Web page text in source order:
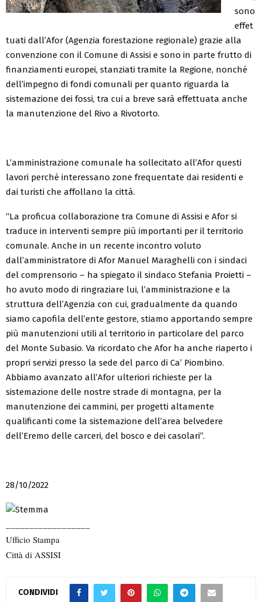
sono
effet
tuati dall’Afor (Agenzia forestazione regionale) grazie alla
convenzione con il Comune di Assisi e sono in parte frutto di
finanziamenti europei, stanziati tramite la Regione, nonché
dell’impegno di fondi comunali per quanto riguarda la
sistemazione dei fossi, tra cui a breve sarà effettuata anche
la manutenzione del Rivo a Rivotorto.
L’amministrazione comunale ha sollecitato all’Afor questi
lavori perchè interessano zone frequentate dai residenti e
dai turisti che affollano la città.
“La proficua collaborazione tra Comune di Assisi e Afor si
traduce in interventi sempre più importanti per il territorio
comunale. Anche in un recente incontro voluto
dall’amministratore di Afor Manuel Maraghelli con i sindaci
del comprensorio – ha spiegato il sindaco Stefania Proietti –
ho avuto modo di ringraziare lui, l’amministrazione e la
struttura dell’Agenzia con cui, gradualmente da quando
siamo capofila dell’ente gestore, stiamo apportando sempre
più manutenzioni utili al territorio in particolare del parco
del Monte Subasio. Va ricordato che Afor ha anche riaperto i
propri servizi presso la sede del parco di Ca’ Piombino.
Abbiamo avanzato all’Afor ulteriori richieste per la
sistemazione delle nostre strade di montagna, per la
manutenzione dei cammini, per progetti altamente
qualificanti come la sistemazione dell’area belvedere
dell’Eremo delle carceri, del bosco e dei casolari”.
28/10/2022
Ufficio Stampa
Città di ASSISI
CONDIVIDI